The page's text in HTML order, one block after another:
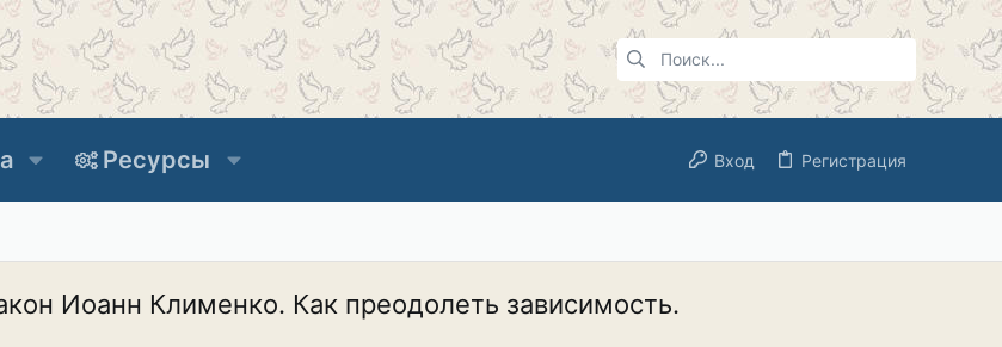
Ресурсы Вход Регистрация
Иоанн Клименко. Как преодолеть зависимость.